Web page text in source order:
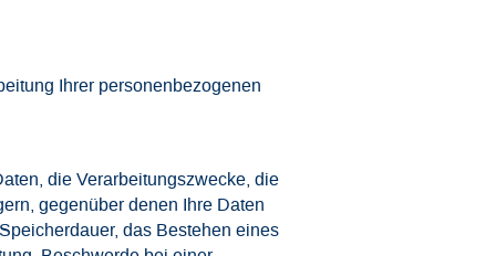
Ihrer personenbezogenen
die Verarbeitungszwecke, die
gegenüber denen Ihre Daten
das Bestehen eines